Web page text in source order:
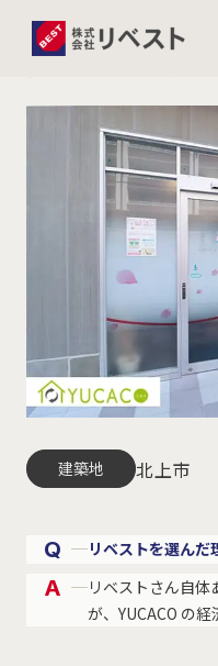
建築地 北上市
Q リベストを選んだ
A
リベストさん自
が、YUCACO の経